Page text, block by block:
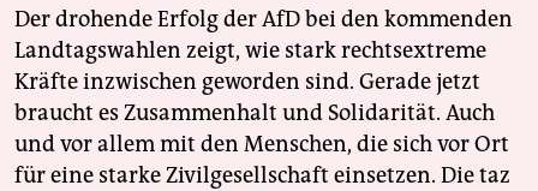
Der drohende Erfolg der AfD bei den kommenden
Landtagswahlen zeigt, wie stark rechtsextreme
Kräfte inzwischen geworden sind. Gerade jetzt
braucht es Zusammenhalt und Solidarität. Auch
und vor allem mit den Menschen, die sich vor Ort
für eine starke Zivilgesellschaft einsetzen. Die taz